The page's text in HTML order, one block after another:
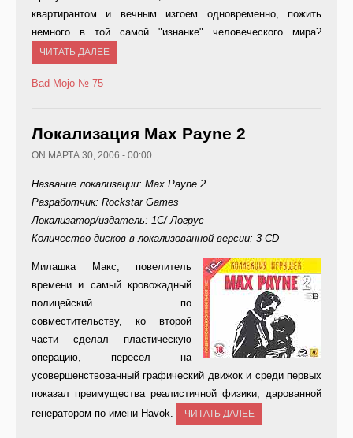
квартирантом и вечным изгоем одновременно, пожить
немного в той самой "изнанке" человеческого мира?
ЧИТАТЬ ДАЛЕЕ
Bad Mojo № 75
Локализация Max Payne 2
ON МАРТА 30, 2006 - 00:00
Название локализации: Max Payne 2
Разработчик: Rockstar Games
Локализатор/издатель: 1C/ Логрус
Количество дисков в локализованной версии: 3 CD
Милашка Макс, повелитель
времени и самый кровожадный
полицейский по
совместительству, ко второй
части сделал пластическую
операцию, пересел на
усовершенствованный графический движок и среди первых
показал преимущества реалистичной физики, дарованной
генератором по имени Havok.
ЧИТАТЬ ДАЛЕЕ